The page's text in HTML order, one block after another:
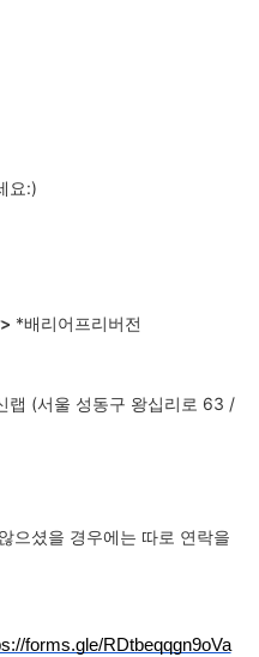
요:)
*배리어프리버전
랩 (서울 성동구 왕십리로 63 /
으셨을 경우에는 따로 연락을
forms.gle/RDtbeqqgn9oVa